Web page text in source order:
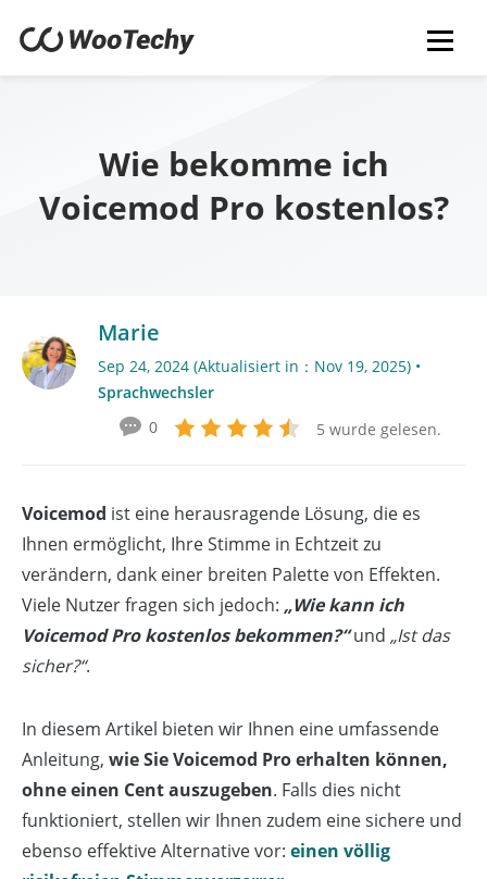
Wie bekomme ich
Voicemod Pro kostenlos?
Marie
Sep 24, 2024 (Aktualisiert in：Nov 19, 2025) •
Sprachwechsler
5 wurde gelesen.
0
Voicemod ist eine herausragende Lösung, die es
Ihnen ermöglicht, Ihre Stimme in Echtzeit zu
verändern, dank einer breiten Palette von Effekten.
Viele Nutzer fragen sich jedoch: „Wie kann ich
Voicemod Pro kostenlos bekommen?“und „Ist das
sicher?“.
In diesem Artikel bieten wir Ihnen eine umfassende
Anleitung, wie Sie Voicemod Pro erhalten können,
ohne einen Cent auszugeben. Falls dies nicht
funktioniert, stellen wir Ihnen zudem eine sichere und
ebenso effektive Alternative vor: einen völlig